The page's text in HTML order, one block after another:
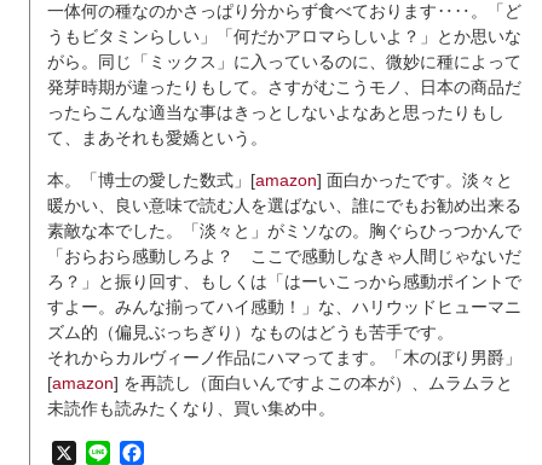
一体何の種なのかさっぱり分からず食べております‥‥。「ど
うもビタミンらしい」「何だかアロマらしいよ？」とか思いな
がら。同じ「ミックス」に入っているのに、微妙に種によって
発芽時期が違ったりもして。さすがむこうモノ、日本の商品だ
ったらこんな適当な事はきっとしないよなあと思ったりもし
て、まあそれも愛嬌という。
本。「博士の愛した数式」[amazon] 面白かったです。淡々と
暖かい、良い意味で読む人を選ばない、誰にでもお勧め出来る
素敵な本でした。「淡々と」がミソなの。胸ぐらひっつかんで
「おらおら感動しろよ？ ここで感動しなきゃ人間じゃないだ
ろ？」と振り回す、もしくは「はーいこっから感動ポイントで
すよー。みんな揃ってハイ感動！」な、ハリウッドヒューマニ
ズム的（偏見ぶっちぎり）なものはどうも苦手です。
それからカルヴィーノ作品にハマってます。「木のぼり男爵」
[amazon] を再読し（面白いんですよこの本が）、ムラムラと
未読作も読みたくなり、買い集め中。
X Line